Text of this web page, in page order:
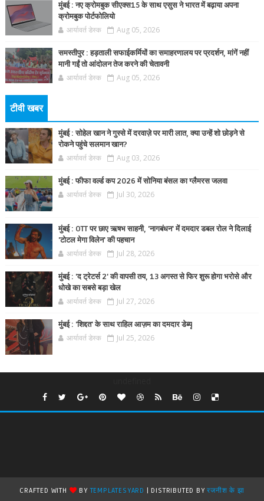
मुंबई : नए क्रोमबुक सीएक्स15 के साथ एसुस ने भारत में बढ़ाया अपना
क्रोमबुक पोर्टफोलियो
आर्यावर्त डेस्क Aug 05, 2026
समस्तीपुर : हड़ताली सफाईकर्मियों का समाहरणालय पर प्रदर्शन, मांगें नहीं
मानी गईं तो आंदोलन तेज करने की चेतावनी
आर्यावर्त डेस्क Aug 05, 2026
टीवी खबर
मुंबई : सोहेल खान ने गुस्से में दरवाज़े पर मारी लात, क्या उन्हें शो छोड़ने से
रोकने पहुंचे सलमान खान?
आर्यावर्त डेस्क Aug 03, 2026
मुंबई : फीफा वर्ल्ड कप 2026 में सोनिया बंसल का ग्लैमरस जलवा
आर्यावर्त डेस्क Jul 30, 2026
मुंबई : OTT पर छाए ऋषभ साहनी, 'नागबंधन' में दमदार डबल रोल ने दिलाई
'टोटल मेगा विलेन' की पहचान
आर्यावर्त डेस्क Jul 28, 2026
मुंबई : 'द ट्रेटर्स 2' की वापसी तय, 13 अगस्त से फिर शुरू होगा भरोसे और
धोखे का सबसे बड़ा खेल
आर्यावर्त डेस्क Jul 27, 2026
मुंबई : 'शिद्दत' के साथ राहिल आज़म का दमदार डेब्यू
आर्यावर्त डेस्क Jul 25, 2026
CRAFTED WITH BYTEMPLATESYARD | DISTRIBUTED BYरजनीश के झा